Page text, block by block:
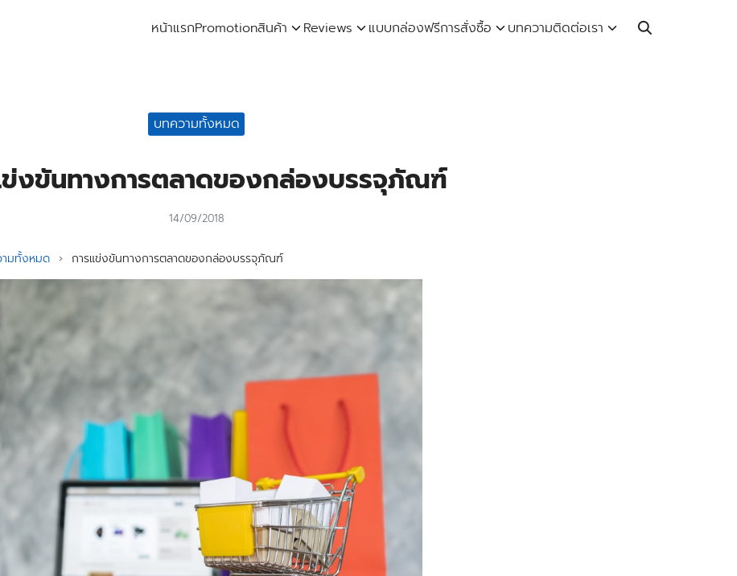
หน้าแรกPromotionสินค้า Reviews แบบกล่องฟรีการสั่งซื้อ บทความติดต่อเรา
บทความทั้งหมด
ข่งขันทางการตลาดของกล่องบรรจุภัณฑ์
14/09/2018
มทั้งหมด › การแข่งขันทางการตลาดของกล่องบรรจุภัณฑ์